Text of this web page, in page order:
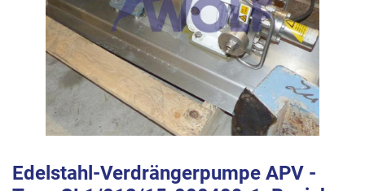
Edelstahl-Verdrängerpumpe APV -